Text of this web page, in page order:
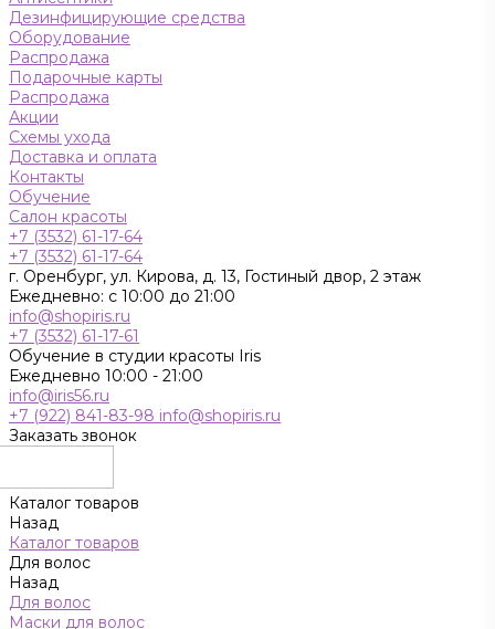
Дезинфицирующие средства
Оборудование
Распродажа
Подарочные карты
Распродажа
Акции
Схемы ухода
Доставка и оплата
Контакты
Обучение
Салон красоты
+7 (3532) 61-17-64
+7 (3532) 61-17-64
г. Оренбург, ул. Кирова, д. 13, Гостиный двор, 2 этаж
Ежедневно: с 10:00 до 21:00
info@shopiris.ru
+7 (3532) 61-17-61
Обучение в студии красоты Iris
Ежедневно 10:00 - 21:00
info@iris56.ru
+7 (922) 841-83-98 info@shopiris.ru
Заказать звонок
Каталог товаров
Назад
Каталог товаров
Для волос
Назад
Для волос
Маски для волос